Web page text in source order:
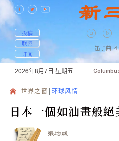
投稿
联系
订阅
笛子曲,
2026年8月7日 星期五
世界之窗 环球风情
日本一個如油畫般絕
張均威